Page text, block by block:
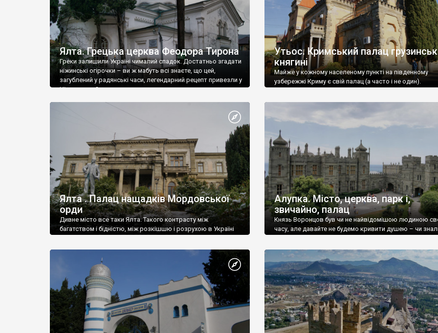
Ялта. Грецька церква Феодора Тирона
Греки залишили Україні чималий спадок. Достатньо згадати
ніжинські огірочки – ви ж мабуть всі знаєте, що цей,
загублений у радянські часи, легендарний рецепт привезли у
Ніжин греки?
Утьос. Кримський палац
княгині
Майже у кожному населеному пункті на південному
узбережжі Криму є свій палац (а часто і не один).
Ялта . Палац нащадків Мордовської
орди
Дивне місто все таки Ялта. Такого контрасту між
багатством і бідністю, між розкішшю і розрухою в Україні
Алупка. Місто, церква, парк і,
звичайно, палац
Князь Воронцов був чи не найвідомішою людиною
часу, але давайте не будемо кривити душею – чи